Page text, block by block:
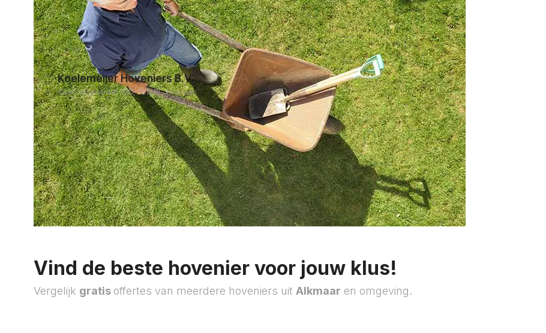
Koelemeijer Hoveniers B.V.
Toermalijnstraat 12D, 1812RL Alkmaar
Vind de beste hovenier voor jouw klus!
Vergelijk gratis offertes van meerdere hoveniers uit Alkmaar en omgeving.